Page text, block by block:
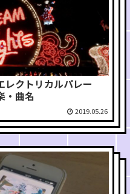
レクトリカルパレー
・曲名
2019.05.26